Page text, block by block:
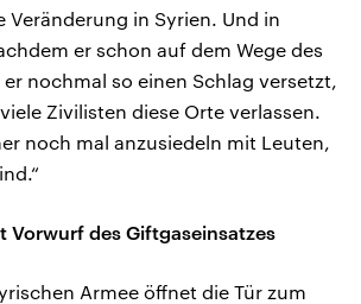
Veränderung in Syrien. Und in
er schon auf dem Wege des
er nochmal so einen Schlag versetzt,
Zivilisten diese Orte verlassen.
noch mal anzusiedeln mit Leuten,
Vorwurf des Giftgaseinsatzes
Armee öffnet die Tür zum